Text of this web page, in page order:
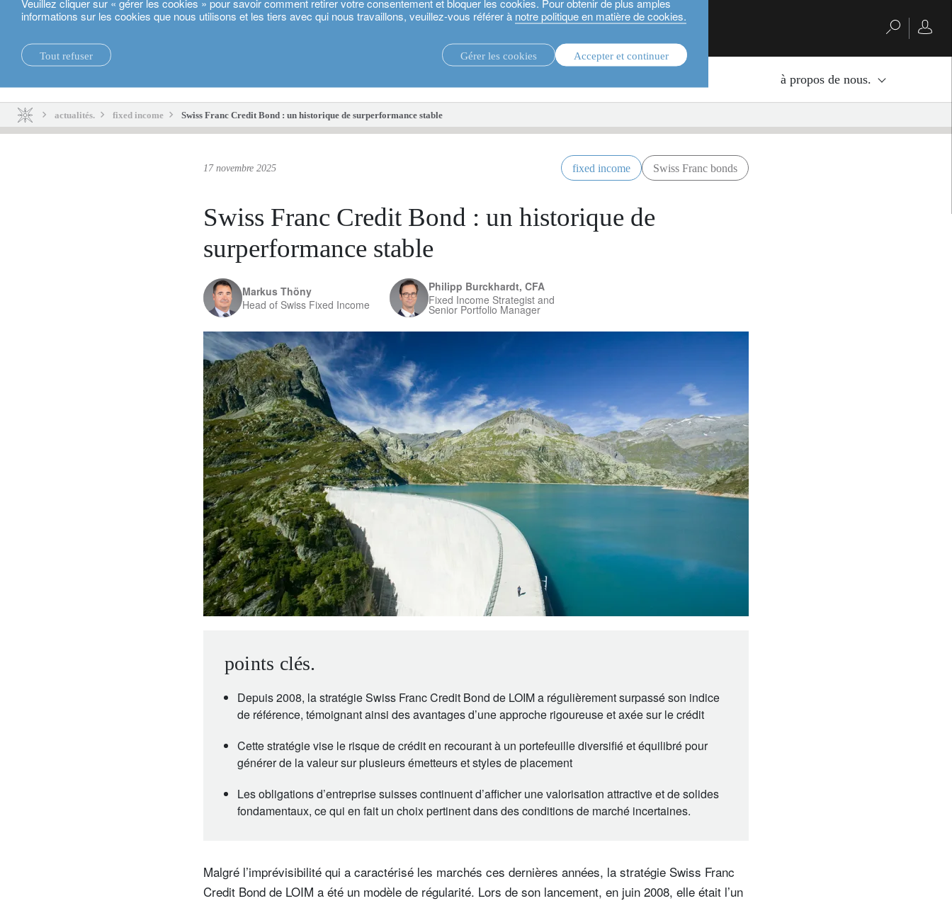
informations sur les cookies que nous utilisons et les tiers avec qui nous travaillons, veuillez-vous référer à notre politique en matière de cookies.
Tout refuser Gérer les cookies Accepter et continuer
à propos de nous.
actualités. fixed income Swiss Franc Credit Bond : un historique de surperformance stable
17 novembre 2025 fixed income Swiss Franc bonds
Swiss Franc Credit Bond : un historique de
surperformance stable
Markus Thöny
Head of Swiss Fixed Income
Philipp Burckhardt, CFA
Fixed Income Strategist and
Senior Portfolio Manager
points clés.
Depuis 2008, la stratégie Swiss Franc Credit Bond de LOIM a régulièrement surpassé son indice
de référence, témoignant ainsi des avantages d’une approche rigoureuse et axée sur le crédit
Cette stratégie vise le risque de crédit en recourant à un portefeuille diversifié et équilibré pour
générer de la valeur sur plusieurs émetteurs et styles de placement
Les obligations d’entreprise suisses continuent d’afficher une valorisation attractive et de solides
fondamentaux, ce qui en fait un choix pertinent dans des conditions de marché incertaines.
Malgré l’imprévisibilité qui a caractérisé les marchés ces dernières années, la stratégie Swiss Franc
Credit Bond de LOIM a été un modèle de régularité. Lors de son lancement, en juin 2008, elle était l’un